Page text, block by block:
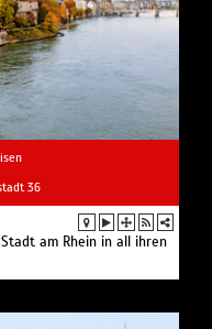
36
am Rhein in all ihren